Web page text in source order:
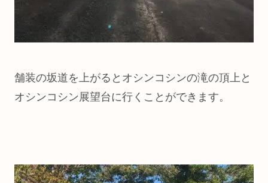
舗装の坂道を上がるとオシンコシンの滝の頂上と
オシンコシン展望台に行くことができます。